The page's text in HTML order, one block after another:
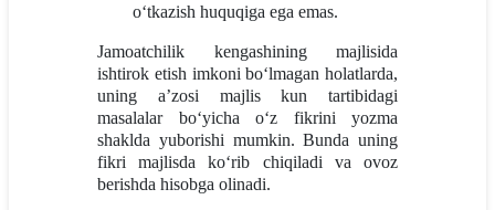
o‘tkazish huquqiga ega emas.
Jamoatchilik kengashining majlisida
ishtirok etish imkoni bo‘lmagan holatlarda,
uning a’zosi majlis kun tartibidagi
masalalar bo‘yicha o‘z fikrini yozma
shaklda yuborishi mumkin. Bunda uning
fikri majlisda ko‘rib chiqiladi va ovoz
berishda hisobga olinadi.